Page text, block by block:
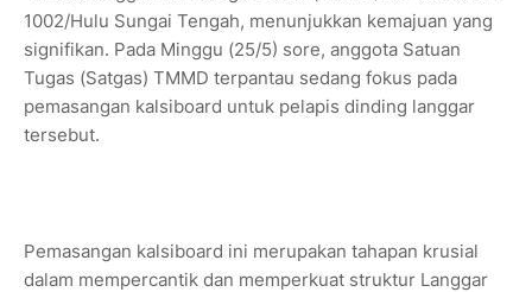
1002/Hulu Sungai Tengah, menunjukkan kemajuan yang
signifikan. Pada Minggu (25/5) sore, anggota Satuan
Tugas (Satgas) TMMD terpantau sedang fokus pada
pemasangan kalsiboard untuk pelapis dinding langgar
tersebut.
Pemasangan kalsiboard ini merupakan tahapan krusial
dalam mempercantik dan memperkuat struktur Langgar